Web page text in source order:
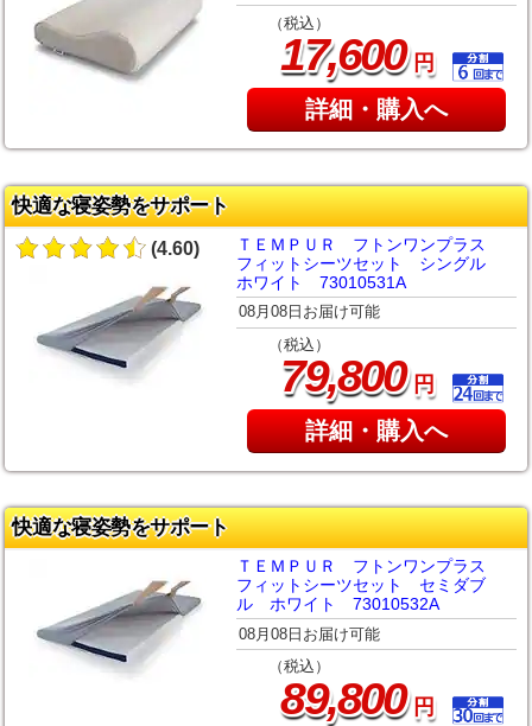
（税込）
17,600円
詳細・購入へ
快適な寝姿勢をサポート
(4.60)
ＴＥＭＰＵＲ フトンワンプラス
フィットシーツセット シングル
ホワイト 73010531A
08月08日お届け可能
（税込）
79,800円
詳細・購入へ
快適な寝姿勢をサポート
ＴＥＭＰＵＲ フトンワンプラス
フィットシーツセット セミダブ
ル ホワイト 73010532A
08月08日お届け可能
（税込）
89,800円